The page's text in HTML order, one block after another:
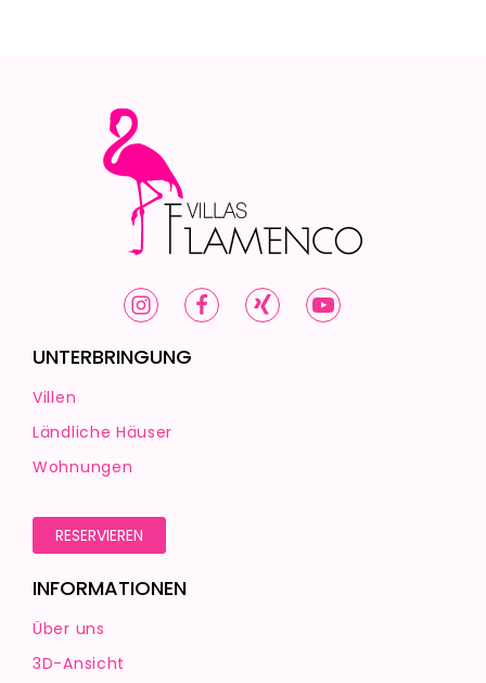
UNTERBRINGUNG
Villen
Ländliche Häuser
Wohnungen
RESERVIEREN
INFORMATIONEN
Über uns
3D-Ansicht